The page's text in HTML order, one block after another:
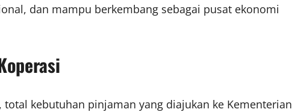
dan mampu berkembang sebagai pusat ekonomi
kebutuhan pinjaman yang diajukan ke Kementerian